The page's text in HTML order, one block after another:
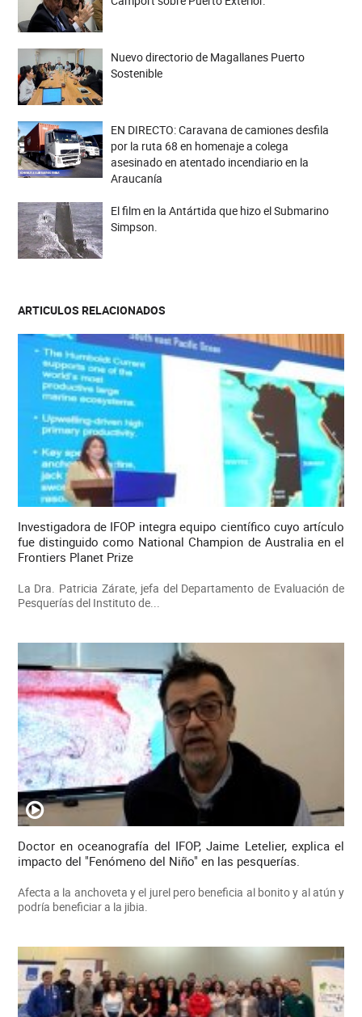
Nuevo directorio de Magallanes Puerto
Sostenible
EN DIRECTO: Caravana de camiones desfila
por la ruta 68 en homenaje a colega
asesinado en atentado incendiario en la
Araucanía
El film en la Antártida que hizo el Submarino
Simpson.
ARTICULOS RELACIONADOS
Investigadora de IFOP integra equipo científico cuyo artículo
fue distinguido como National Champion de Australia en el
Frontiers Planet Prize
La Dra. Patricia Zárate, jefa del Departamento de Evaluación de
Pesquerías del Instituto de...
Doctor en oceanografía del IFOP, Jaime Letelier, explica el
impacto del "Fenómeno del Niño" en las pesquerías.
Afecta a la anchoveta y el jurel pero beneficia al bonito y al atún y
podría beneficiar a la jibia.